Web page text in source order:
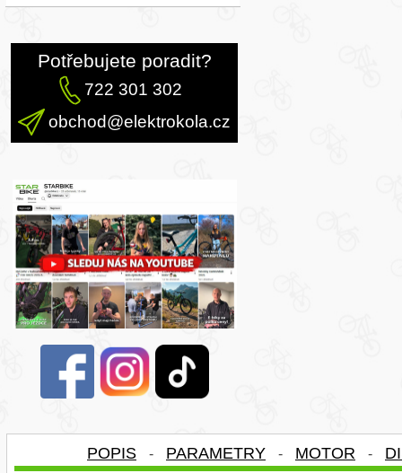
Potřebujete poradit?
722 301 302
obchod@elektrokola.cz
POPIS - PARAMETRY - MOTOR -